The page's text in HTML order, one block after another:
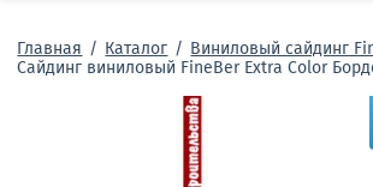
Главная Каталог Виниловый сайдинг
Сайдинг виниловый FineBer Extra Color